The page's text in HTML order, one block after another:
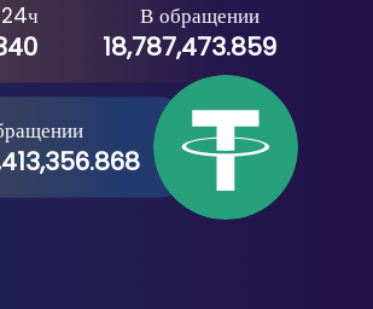
В обращении
18,787,473.859